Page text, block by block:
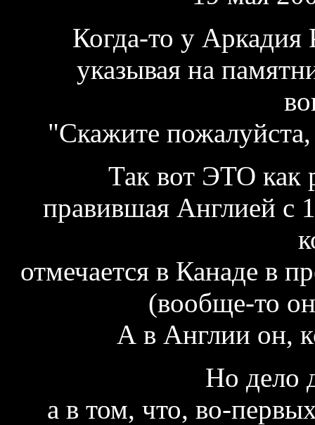
Когда-то у Аркадия
указывая на
"Скажите
Так вот ЭТО как
правившая Англией с
отмечается в Канаде в
(вообще-то
А в Англии он,
Но дело
а в том, что, во-